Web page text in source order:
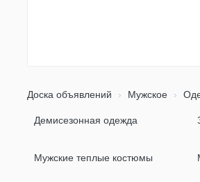
Доска объявлений Мужское
Демисезонная одежда
Мужские теплые костюмы